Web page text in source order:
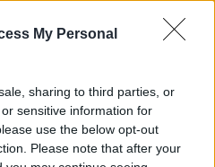
My Personal
sharing to third parties, or
sensitive information for
use the below opt-out
Please note that after your